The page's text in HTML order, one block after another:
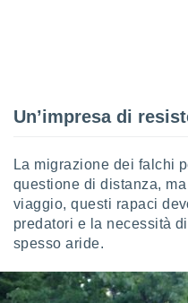
del
delle
dei
degli
Un’impresa di
La migrazione dei falchi
questione di distanza,
viaggio, questi rapaci
predatori e la necessità
spesso aride.